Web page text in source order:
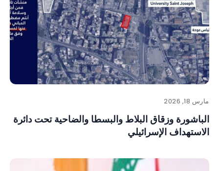
مارس 18, 2026
الباشورة وزقاق البلاط والبسطا والضاحية تحت دائرة
الاستهداف الإسرائيلي